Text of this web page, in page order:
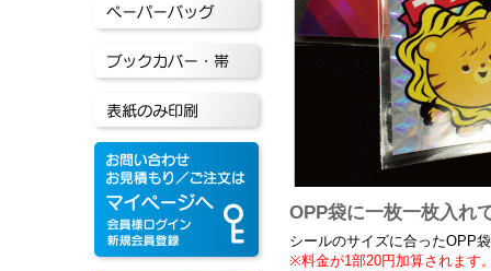
OPP袋に一枚一枚入れ
シールのサイズに合ったOPP
※料金が1部20円加算されます